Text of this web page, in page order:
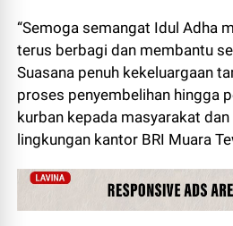
“Semoga semangat Idul Adha
terus berbagi dan membantu
Suasana penuh kekeluargaan
proses penyembelihan hingga
kurban kepada masyarakat
lingkungan kantor BRI Muara